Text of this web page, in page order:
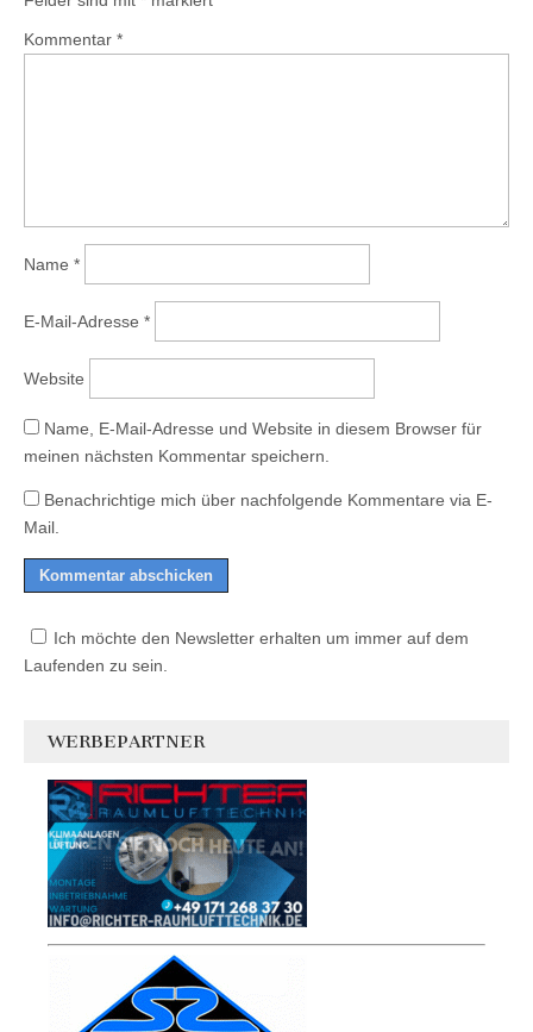
Kommentar *
Name *
E-Mail-Adresse *
Website
Name, E-Mail-Adresse und Website in diesem Browser für
meinen nächsten Kommentar speichern.
Benachrichtige mich über nachfolgende Kommentare via E-
Mail.
Ich möchte den Newsletter erhalten um immer auf dem
Laufenden zu sein.
WERBEPARTNER